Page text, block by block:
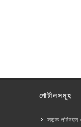
পোর্টালসমূহ
সড়ক পরিবহন